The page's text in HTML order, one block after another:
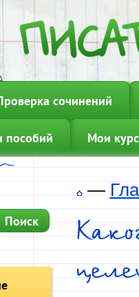
сочинений
пособий Мои
—